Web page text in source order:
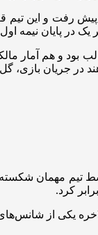
پیش رفت و این تیم
در پایان نیمه
بود و هم آمار
کرد.
گلزنی‌اش را استفاده کرد و